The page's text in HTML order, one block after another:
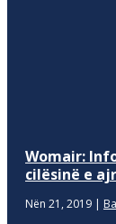
Womair:
cilësinë e
Nën 21, 2019 |